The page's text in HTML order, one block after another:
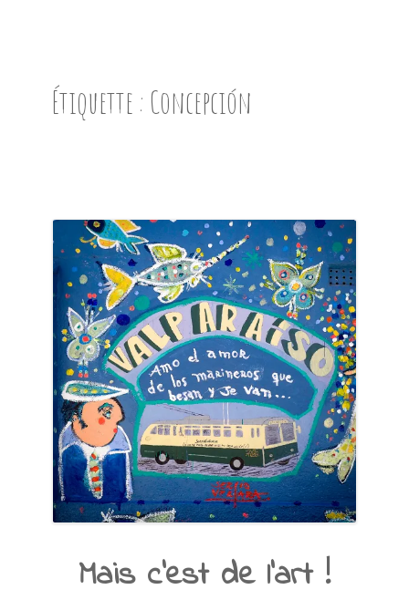
PRÉSENTATION
EN IMAGES
NOS BONNES ADRESSES
Étiquette : Concepción
Mais c’est de l’art !